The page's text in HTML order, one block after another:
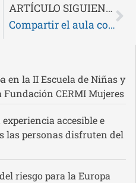
ARTÍCULO SIGUIENTE
Compartir el aula con alumnado con discapacidad mejora la calidad educativa
en la II Escuela de Niñas y
Fundación CERMI Mujeres
accesible e
las personas disfruten del
riesgo para la Europa